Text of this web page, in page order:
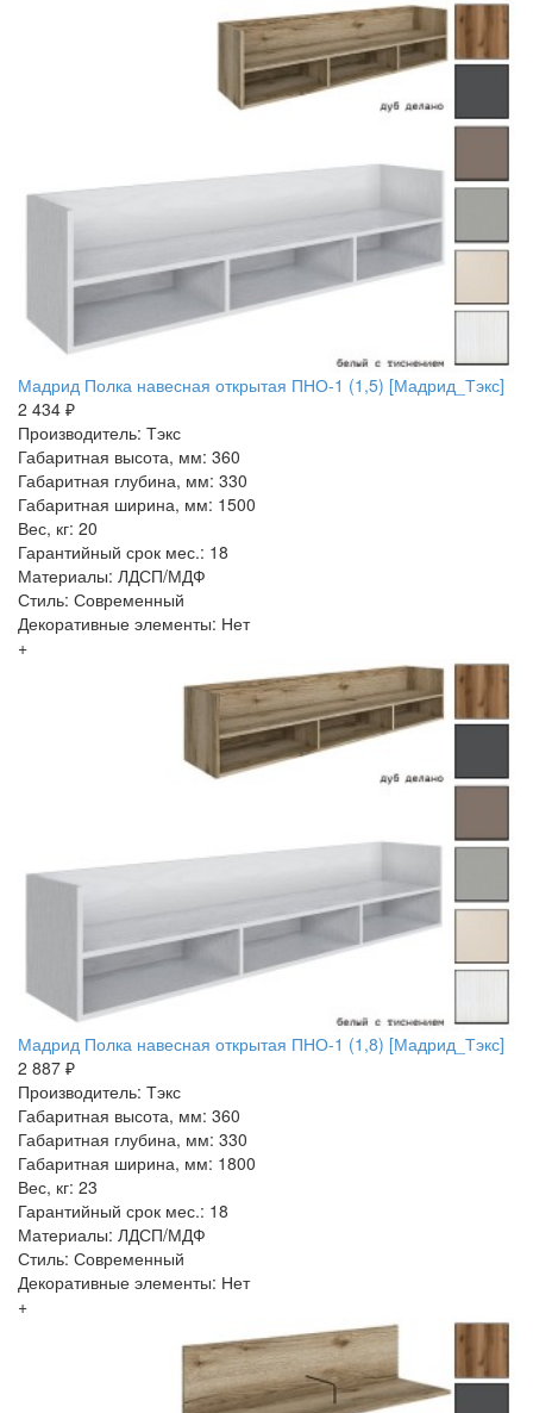
Мадрид Полка навесная открытая ПНО-1 (1,5) [Мадрид_Тэкс]
2 434 ₽
Производитель: Тэкс
Габаритная высота, мм: 360
Габаритная глубина, мм: 330
Габаритная ширина, мм: 1500
Вес, кг: 20
Гарантийный срок мес.: 18
Материалы: ЛДСП/МДФ
Стиль: Современный
Декоративные элементы: Нет
+
Мадрид Полка навесная открытая ПНО-1 (1,8) [Мадрид_Тэкс]
2 887 ₽
Производитель: Тэкс
Габаритная высота, мм: 360
Габаритная глубина, мм: 330
Габаритная ширина, мм: 1800
Вес, кг: 23
Гарантийный срок мес.: 18
Материалы: ЛДСП/МДФ
Стиль: Современный
Декоративные элементы: Нет
+